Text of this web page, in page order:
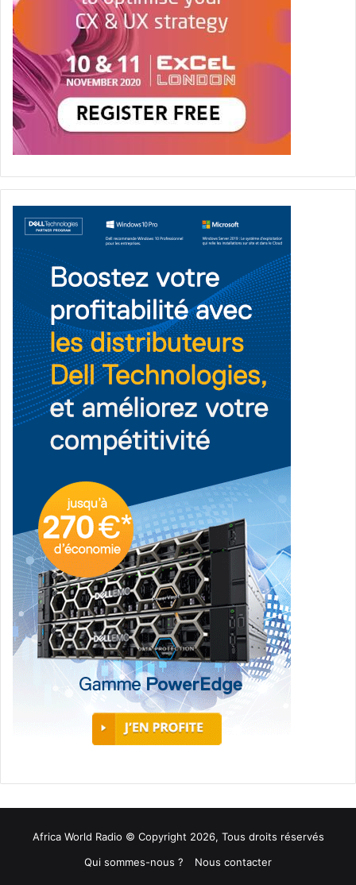
Africa World Radio © Copyright 2026, Tous droits réservés
Qui sommes-nous ?
Nous contacter